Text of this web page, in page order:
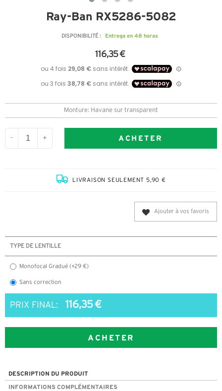
Ray-Ban RX5286-5082
DISPONIBILITÉ : Entrega en 48 horas
116,35 €
Monture: Havane sur transparent
- + ACHETER
LIVRAISON SEULEMENT 5,90 €
Ajouter à vos favoris
TYPE DE LENTILLE
Monofocal Gradué (+29 €)
Sans correction
PRIX FINAL: 116,35 €
ACHETER
DESCRIPTION DU PRODUIT
INFORMATIONS COMPLÉMENTAIRES